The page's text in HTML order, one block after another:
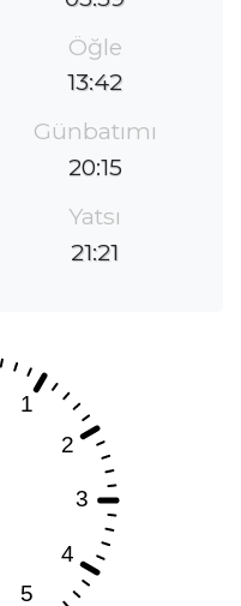
Öğle
13:42
Günbatımı
20:15
Yatsı
21:21